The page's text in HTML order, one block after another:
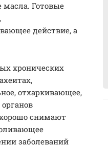
Готовые
действие, а
хронических
отхаркивающее,
снимают
заболеваний